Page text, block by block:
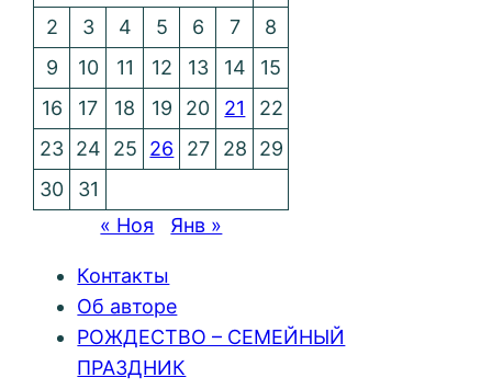
2
3 4 5 6 7
8
9
10 11 12 13 14
15
16
17 18 19 20 21
22
23 24 25 26 27 28
29
30
31
« Ноя
Янв »
Контакты
Об авторе
РОЖДЕСТВО – СЕМЕЙНЫЙ
ПРАЗДНИК